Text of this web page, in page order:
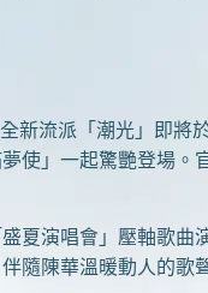
流派「潮光」即將
使」一起驚艷登場
演唱會」壓軸歌曲
隨陳華溫暖動人的歌